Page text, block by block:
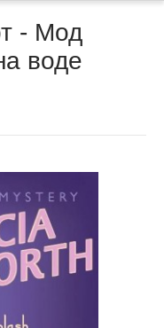
- Мод
воде